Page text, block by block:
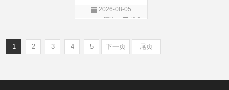
年 代: 2026◎
产 地: 美国◎
英语◎上映日
2026-08-05
评论
战争
1 2 3 4 5 下一页 尾页